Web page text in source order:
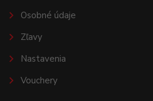
Osobné údaje
Zľavy
Nastavenia
Vouchery